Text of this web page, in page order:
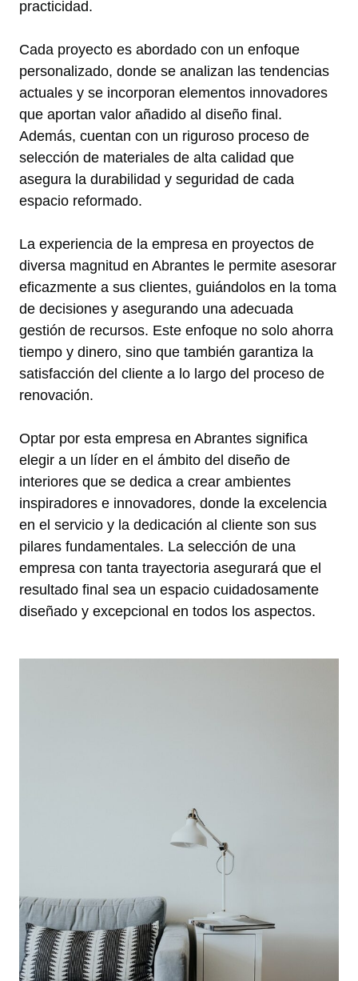
practicidad.
Cada proyecto es abordado con un enfoque
personalizado, donde se analizan las tendencias
actuales y se incorporan elementos innovadores
que aportan valor añadido al diseño final.
Además, cuentan con un riguroso proceso de
selección de materiales de alta calidad que
asegura la durabilidad y seguridad de cada
espacio reformado.
La experiencia de la empresa en proyectos de
diversa magnitud en Abrantes le permite asesorar
eficazmente a sus clientes, guiándolos en la toma
de decisiones y asegurando una adecuada
gestión de recursos. Este enfoque no solo ahorra
tiempo y dinero, sino que también garantiza la
satisfacción del cliente a lo largo del proceso de
renovación.
Optar por esta empresa en Abrantes significa
elegir a un líder en el ámbito del diseño de
interiores que se dedica a crear ambientes
inspiradores e innovadores, donde la excelencia
en el servicio y la dedicación al cliente son sus
pilares fundamentales. La selección de una
empresa con tanta trayectoria asegurará que el
resultado final sea un espacio cuidadosamente
diseñado y excepcional en todos los aspectos.